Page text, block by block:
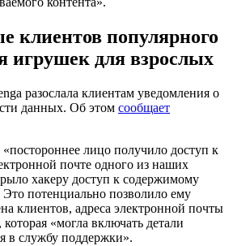
клиентов популярного
игрушек для взрослых
разослала клиентам уведомления о
данных. Об этом сообщает
лицо получило доступ к
почте одного из наших
хакеру доступ к содержимому
потенциально позволило ему
клиентов, адреса электронной почты
«могла включать детали
в службу поддержки».